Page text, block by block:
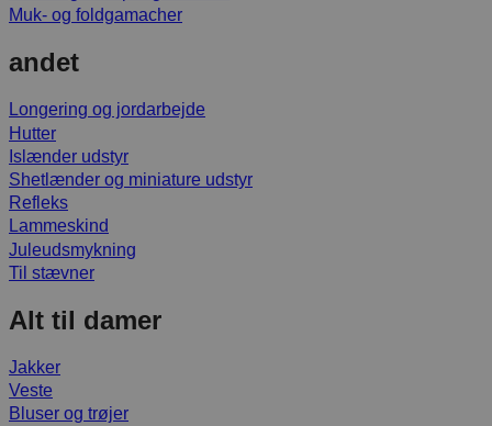
Muk- og foldgamacher
andet
Longering og jordarbejde
Hutter
Islænder udstyr
Shetlænder og miniature udstyr
Refleks
Lammeskind
Juleudsmykning
Til stævner
Alt til damer
Jakker
Veste
Bluser og trøjer